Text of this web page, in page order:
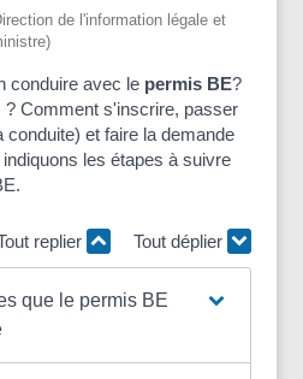
de l'information légale et
conduire avec lepermis BE?
Comment s'inscrire, passer
et faire la demande
les étapes à suivre
replier Tout déplier
que le permis BE